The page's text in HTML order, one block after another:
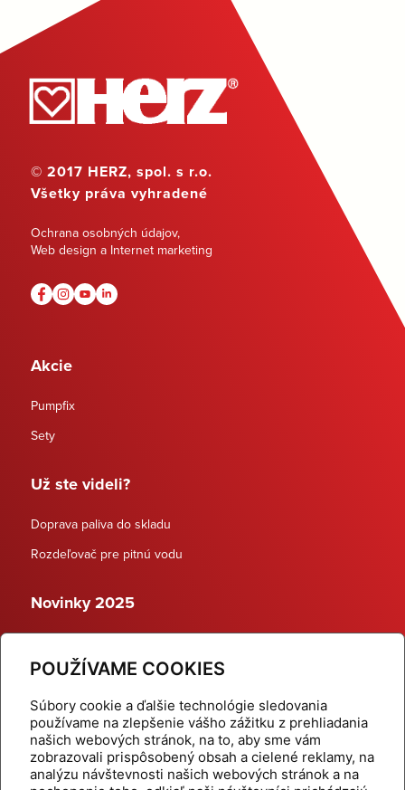
POUŽÍVAME COOKIES
Súbory cookie a ďalšie technológie sledovania
používame na zlepšenie vášho zážitku z prehliadania
našich webových stránok, na to, aby sme vám
zobrazovali prispôsobený obsah a cielené reklamy, na
analýzu návštevnosti našich webových stránok a na
© 2017 HERZ, spol. s r.o.
Všetky práva vyhradené
Ochrana osobných údajov,
Web design a Internet marketing
Akcie
Pumpfix
Sety
Už ste videli?
Doprava paliva do skladu
Rozdeľovač pre pitnú vodu
Novinky 2025
Dynamické termostatické ventily
Domov
Produkty